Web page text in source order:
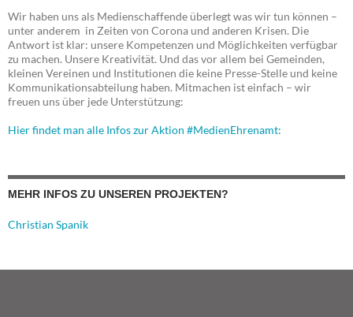
Wir haben uns als Medienschaffende überlegt was wir tun können –
unter anderem in Zeiten von Corona und anderen Krisen. Die
Antwort ist klar: unsere Kompetenzen und Möglichkeiten verfügbar
zu machen. Unsere Kreativität. Und das vor allem bei Gemeinden,
kleinen Vereinen und Institutionen die keine Presse-Stelle und keine
Kommunikationsabteilung haben. Mitmachen ist einfach – wir
freuen uns über jede Unterstützung:
Hier findet man alle Infos zur Aktion #MedienEhrenamt:
MEHR INFOS ZU UNSEREN PROJEKTEN?
Christian Spanik